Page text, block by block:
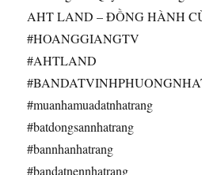
AHT LAND – ĐỒNG HÀNH
#HOANGGIANGTV
#AHTLAND
#muanhamuadatnhatrang
#batdongsannhatrang
#bannhanhatrang
#bandatnennhatrang